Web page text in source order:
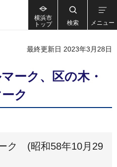
横浜市
トップ
検索 メニュー
最終更新日 2023年3月28日
ーク、区の木・
ク
ク (昭和58年10月29